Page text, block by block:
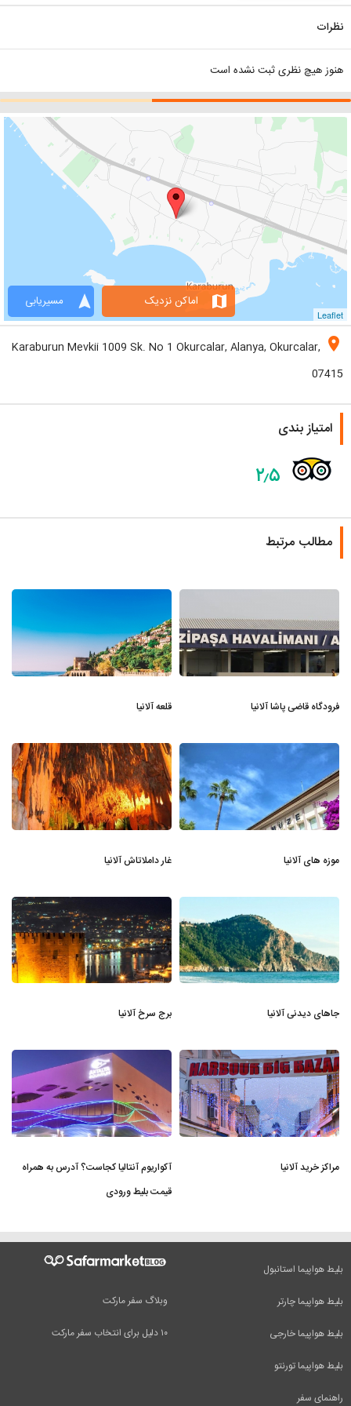
نظرات
هنوز هیچ نظری ثبت نشده است
Leaflet
navigation مسیریابی map اماکن نزدیک
location_on
Karaburun Mevkii 1009 Sk. No 1 Okurcalar, Alanya, Okurcalar,
07415
امتیاز بندی
۲٫۵
مطالب مرتبط
فرودگاه قاضی پاشا آلانیا قلعه آلانیا
موزه های آلانیا غار داملاتاش آلانیا
جاهای دیدنی آلانیا برج سرخ آلانیا
مراکز خرید آلانیا
آکواریوم آنتالیا کجاست؟ آدرس به همراه
قیمت بلیط ورودی
وبلاگ سفر مارکت
۱۰ دلیل برای انتخاب سفر مارکت
بلیط هواپیما استانبول
بلیط هواپیما چارتر
بلیط هواپیما خارجی
بلیط هواپیما تورنتو
راهنمای سفر